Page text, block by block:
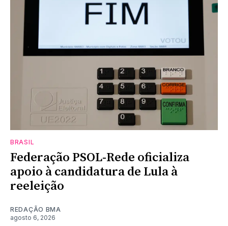
BRASIL
Federação PSOL-Rede oficializa
apoio à candidatura de Lula à
reeleição
REDAÇÃO BMA
agosto 6, 2026